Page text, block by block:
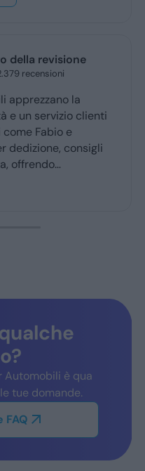
la
clienti
e
consigli
fedeli,
Grazie
Automobili è qua
tue domande.
FAQ